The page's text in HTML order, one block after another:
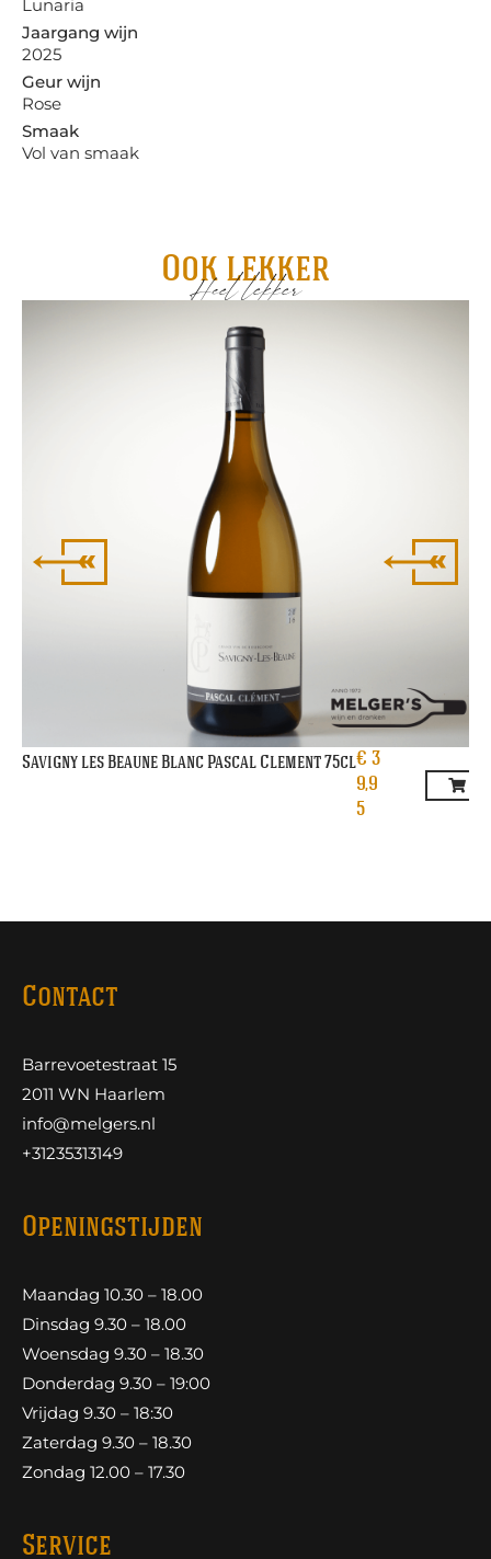
Lunaria
Jaargang wijn
2025
Geur wijn
Rose
Smaak
Vol van smaak
Ook lekker
Heel lekker
Savigny les Beaune Blanc Pascal Clement 75cl€ 3
9,9
5
Contact
Barrevoetestraat 15
2011 WN Haarlem
info@melgers.nl
+31235313149
Openingstijden
Maandag 10.30 – 18.00
Dinsdag 9.30 – 18.00
Woensdag 9.30 – 18.30
Donderdag 9.30 – 19:00
Vrijdag 9.30 – 18:30
Zaterdag 9.30 – 18.30
Zondag 12.00 – 17.30
Service